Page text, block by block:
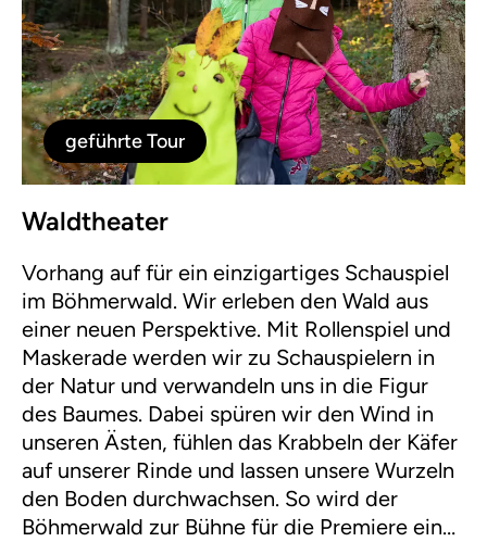
geführte Tour
Waldtheater
Vorhang auf für ein einzigartiges Schauspiel
im Böhmerwald. Wir erleben den Wald aus
einer neuen Perspektive. Mit Rollenspiel und
Maskerade werden wir zu Schauspielern in
der Natur und verwandeln uns in die Figur
des Baumes. Dabei spüren wir den Wind in
unseren Ästen, fühlen das Krabbeln der Käfer
auf unserer Rinde und lassen unsere Wurzeln
den Boden durchwachsen. So wird der
Böhmerwald zur Bühne für die Premiere eines